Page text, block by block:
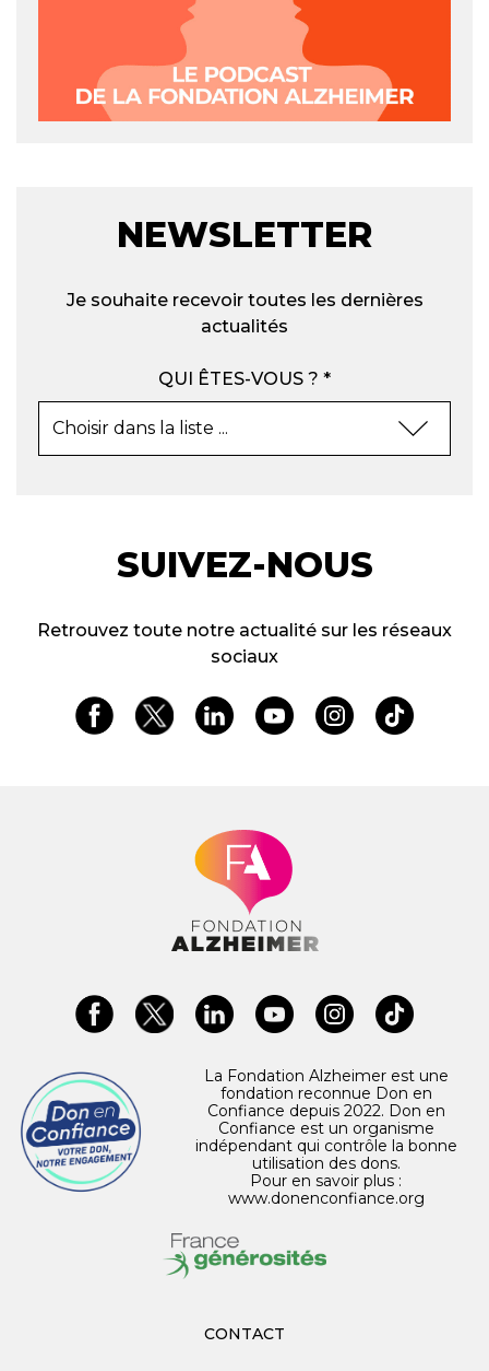
NEWSLETTER
Je souhaite recevoir toutes les dernières
actualités
QUI ÊTES-VOUS ? *
SUIVEZ-NOUS
Retrouvez toute notre actualité sur les réseaux
sociaux
La Fondation Alzheimer est une
fondation reconnue Don en
Confiance depuis 2022. Don en
Confiance est un organisme
indépendant qui contrôle la bonne
utilisation des dons.
Pour en savoir plus :
www.donenconfiance.org
CONTACT